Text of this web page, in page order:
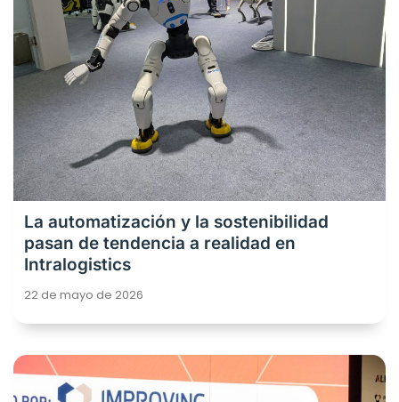
La automatización y la sostenibilidad
pasan de tendencia a realidad en
Intralogistics
22 de mayo de 2026